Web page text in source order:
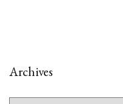
Archives